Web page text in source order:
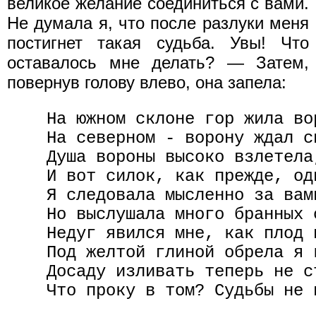
Не думала я, что после разлуки меня
постигнет такая судьба. Увы! Что
оставалось мне делать? — Затем,
повернув голову влево, она запела:
На южном склоне гор жила
На северном - ворону ждал
Душа вороны высоко
И вот силок, как прежде,
Я следовала мысленно за
Но выслушала много бранных
Недуг явился мне, как плод
Под желтой глиной обрела я
Досаду изливать теперь не
Что проку в том? Судьбы не